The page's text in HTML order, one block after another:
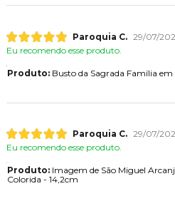
Paroquia C. 29/07/
Eu recomendo esse produto.
Produto:Busto da Sagrada Família em
Paroquia C. 29/07/
Eu recomendo esse produto.
Produto:Imagem de São Miguel
Colorida - 14,2cm